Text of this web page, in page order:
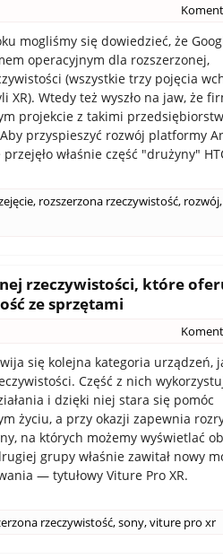
mogliśmy się dowiedzieć, że
operacyjnym dla rozszerzonej,
(wszystkie trzy pojęcia
XR). Wtedy też wyszło na jaw, że
projekcie z takimi
przyspieszyć rozwój platformy
właśnie część "drużyny"
, rozszerzona rzeczywistość, rozwój,
rzeczywistości, które
ze sprzętami
się kolejna kategoria urządzeń,
Część z nich
i dzięki niej stara się pomóc
życiu, a przy okazji zapewnia
na których możemy wyświetlać
grupy właśnie zawitał nowy
— tytułowy Viture Pro XR.
rzeczywistość,sony,viture pro xr